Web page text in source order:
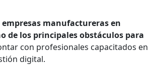
empresas manufactureras en
de los principales obstáculos para
con profesionales capacitados en
digital.